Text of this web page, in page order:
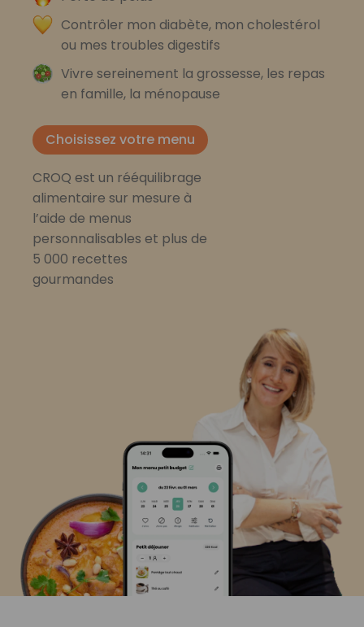
Contrôler mon diabète, mon cholestérol
ou mes troubles digestifs
Vivre sereinement la grossesse, les repas
en famille, la ménopause
Choisissez votre menu
CROQ est un rééquilibrage
alimentaire sur mesure à
l’aide de menus
personnalisables et plus de
5 000 recettes
gourmandes